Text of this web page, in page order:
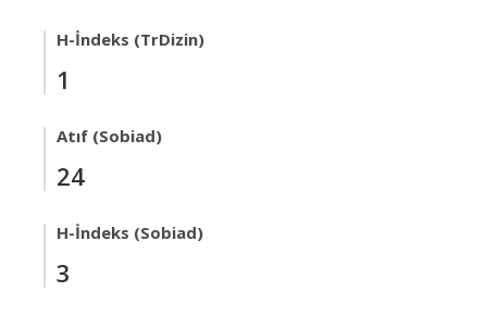
H-İndeks (TrDizin)
1
Atıf (Sobiad)
24
H-İndeks (Sobiad)
3